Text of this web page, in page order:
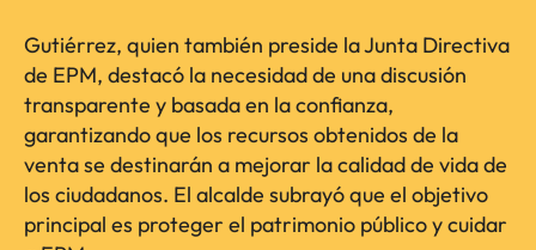
Gutiérrez, quien también preside la Junta Directiva
de EPM, destacó la necesidad de una discusión
transparente y basada en la confianza,
garantizando que los recursos obtenidos de la
venta se destinarán a mejorar la calidad de vida de
los ciudadanos. El alcalde subrayó que el objetivo
principal es proteger el patrimonio público y cuidar